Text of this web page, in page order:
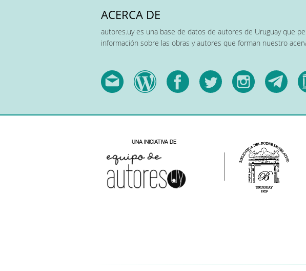
ACERCA DE
autores.uy es una base de datos de autores de Uruguay que
información sobre las obras y autores que forman nuestro